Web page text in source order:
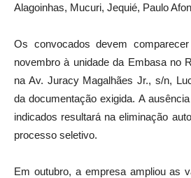
Alagoinhas, Mucuri, Jequié, Paulo
Os convocados devem
novembro à unidade da Embasa no
na Av. Juracy Magalhães Jr., s/n,
da documentação exigida. A
indicados resultará na eliminação
processo seletivo.
Em outubro, a empresa ampliou as